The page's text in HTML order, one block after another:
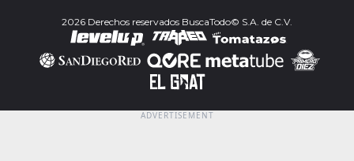
2026 Derechos reservados BuscaTodo© S.A. de C.V.